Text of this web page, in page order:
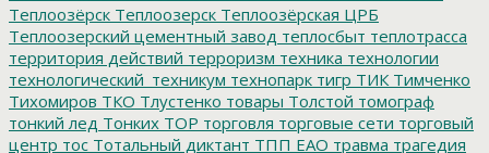
Теплоозёрск Теплоозерск Теплоозёрская ЦРБ
Теплоозерский цементный завод теплосбыт теплотрасса
территория действий терроризм техника технологии
технологический_техникум технопарк тигр ТИК Тимченко
Тихомиров ТКО Тлустенко товары Толстой томограф
тонкий лед Тонких ТОР торговля торговые сети торговый
центр тос Тотальный диктант ТПП ЕАО травма трагедия